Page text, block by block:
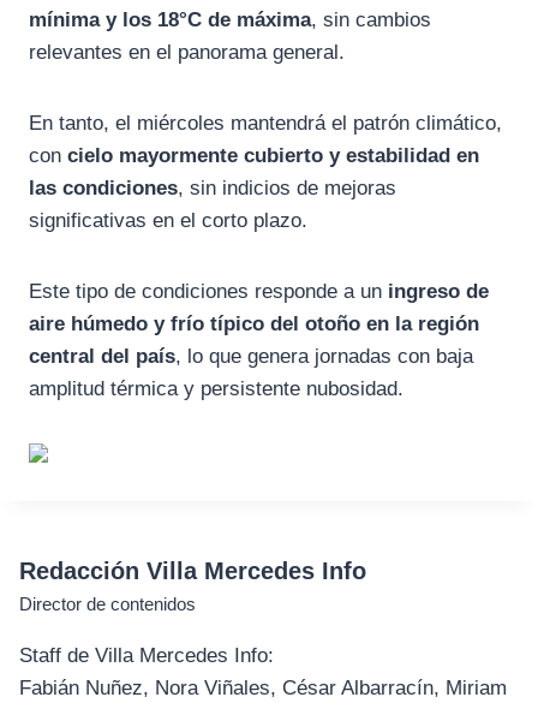
mínima y los 18°C de máxima, sin cambios
relevantes en el panorama general.
En tanto, el miércoles mantendrá el patrón climático,
con cielo mayormente cubierto y estabilidad en
las condiciones, sin indicios de mejoras
significativas en el corto plazo.
Este tipo de condiciones responde a un ingreso de
aire húmedo y frío típico del otoño en la región
central del país, lo que genera jornadas con baja
amplitud térmica y persistente nubosidad.
Redacción Villa Mercedes Info
Director de contenidos
Staff de Villa Mercedes Info:
Fabián Nuñez, Nora Viñales, César Albarracín, Miriam